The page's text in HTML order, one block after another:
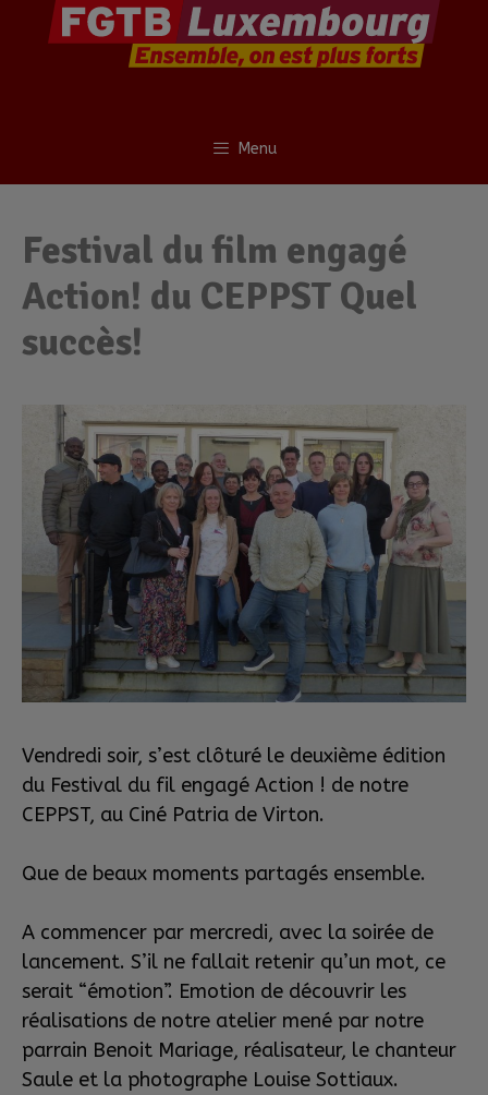
Menu
Festival du film engagé
Action! du CEPPST Quel
succès!
Vendredi soir, s’est clôturé le deuxième édition
du Festival du fil engagé Action ! de notre
CEPPST, au Ciné Patria de Virton.
Que de beaux moments partagés ensemble.
A commencer par mercredi, avec la soirée de
lancement. S’il ne fallait retenir qu’un mot, ce
serait “émotion”. Emotion de découvrir les
réalisations de notre atelier mené par notre
parrain Benoit Mariage, réalisateur, le chanteur
Saule et la photographe Louise Sottiaux.